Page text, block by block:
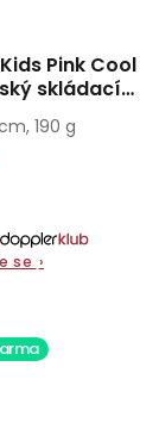
Pink Cool
skládací
se ›
190 g